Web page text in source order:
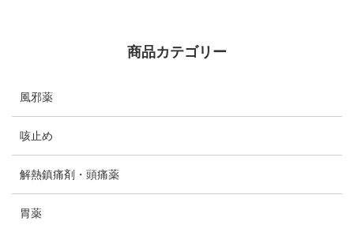
商品カテゴリー
風邪薬
咳止め
解熱鎮痛剤・頭痛薬
胃薬